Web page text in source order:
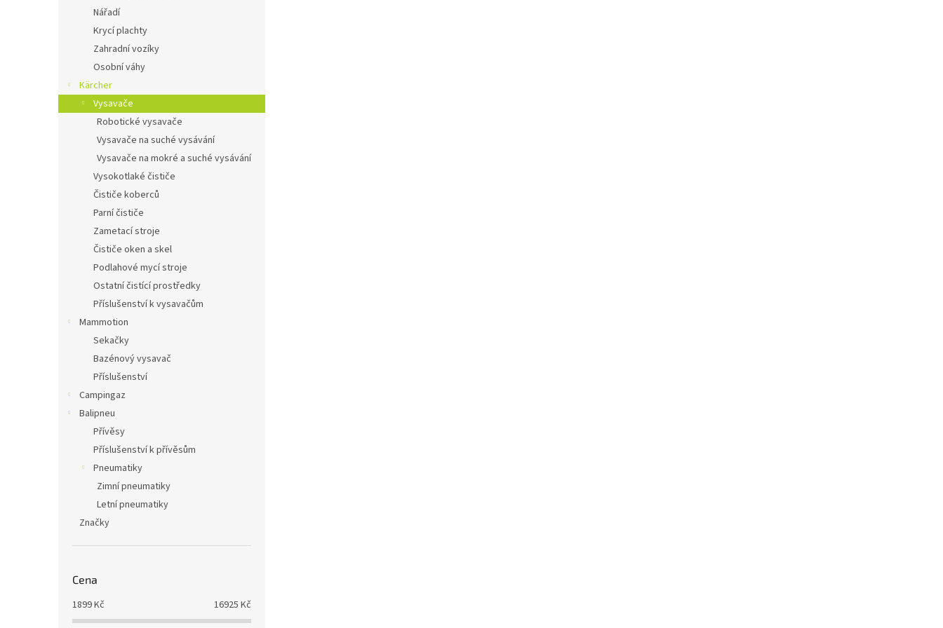
Nářadí
Krycí plachty
Zahradní vozíky
Osobní váhy
Kärcher
Vysavače
Robotické vysavače
Vysavače na suché vysávání
Vysavače na mokré a suché vysávání
Vysokotlaké čističe
Čističe koberců
Parní čističe
Zametací stroje
Čističe oken a skel
Podlahové mycí stroje
Ostatní čistící prostředky
Příslušenství k vysavačům
Mammotion
Sekačky
Bazénový vysavač
Příslušenství
Campingaz
Balipneu
Přívěsy
Příslušenství k přívěsům
Pneumatiky
Zimní pneumatiky
Letní pneumatiky
Značky
Cena
1899Kč 16925 Kč